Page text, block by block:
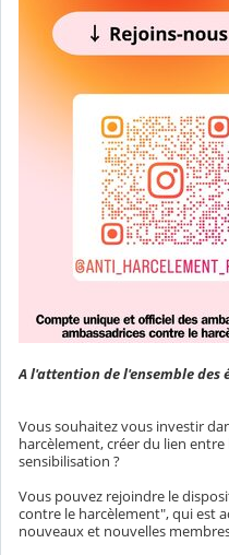
A l'attention de l'ensemble des
Vous souhaitez vous investir
harcèlement, créer du lien
sensibilisation ?
Vous pouvez rejoindre le
contre le harcèlement", qui est
nouveaux et nouvelles